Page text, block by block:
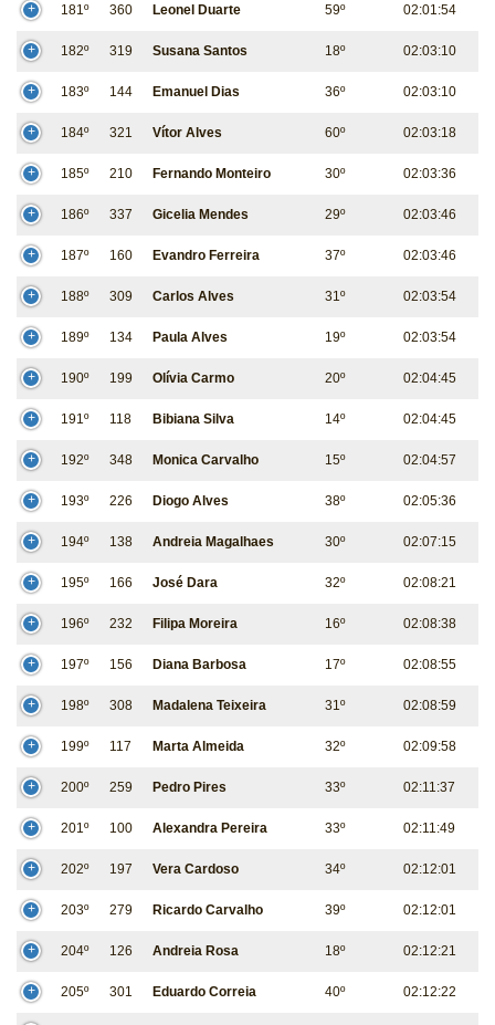
181º 360 Leonel Duarte 59º 02:01:54
182º 319 Susana Santos 18º 02:03:10
183º 144 Emanuel Dias 36º 02:03:10
184º 321 Vítor Alves 60º 02:03:18
185º 210 Fernando Monteiro 30º 02:03:36
186º 337 Gicelia Mendes 29º 02:03:46
187º 160 Evandro Ferreira 37º 02:03:46
188º 309 Carlos Alves 31º 02:03:54
189º 134 Paula Alves 19º 02:03:54
190º 199 Olívia Carmo 20º 02:04:45
191º 118 Bibiana Silva 14º 02:04:45
192º 348 Monica Carvalho 15º 02:04:57
193º 226 Diogo Alves 38º 02:05:36
194º 138 Andreia Magalhaes 30º 02:07:15
195º 166 José Dara 32º 02:08:21
196º 232 Filipa Moreira 16º 02:08:38
197º 156 Diana Barbosa 17º 02:08:55
198º 308 Madalena Teixeira 31º 02:08:59
199º 117 Marta Almeida 32º 02:09:58
200º 259 Pedro Pires 33º 02:11:37
201º 100 Alexandra Pereira 33º 02:11:49
202º 197 Vera Cardoso 34º 02:12:01
203º 279 Ricardo Carvalho 39º 02:12:01
204º 126 Andreia Rosa 18º 02:12:21
205º 301 Eduardo Correia 40º 02:12:22